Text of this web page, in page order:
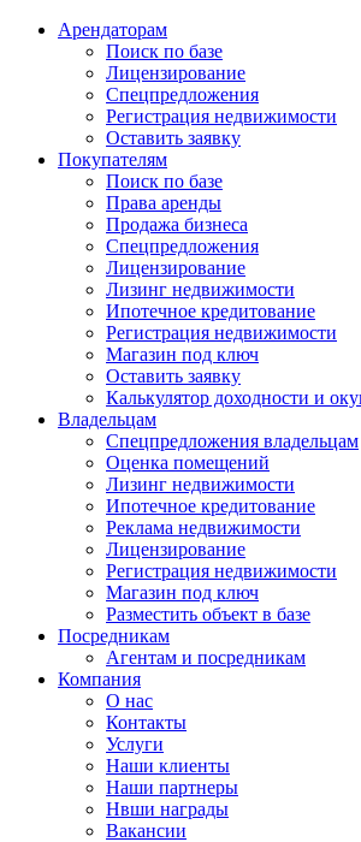
Арендаторам
Поиск по базе
Лицензирование
Спецпредложения
Регистрация недвижимости
Оставить заявку
Покупателям
Поиск по базе
Права аренды
Продажа бизнеса
Спецпредложения
Лицензирование
Лизинг недвижимости
Ипотечное кредитование
Регистрация недвижимости
Магазин под ключ
Оставить заявку
Калькулятор доходности и
Владельцам
Спецпредложения владельцам
Оценка помещений
Лизинг недвижимости
Ипотечное кредитование
Реклама недвижимости
Лицензирование
Регистрация недвижимости
Магазин под ключ
Разместить объект в базе
Посредникам
Агентам и посредникам
Компания
О нас
Контакты
Услуги
Наши клиенты
Наши партнеры
Нвши награды
Вакансии